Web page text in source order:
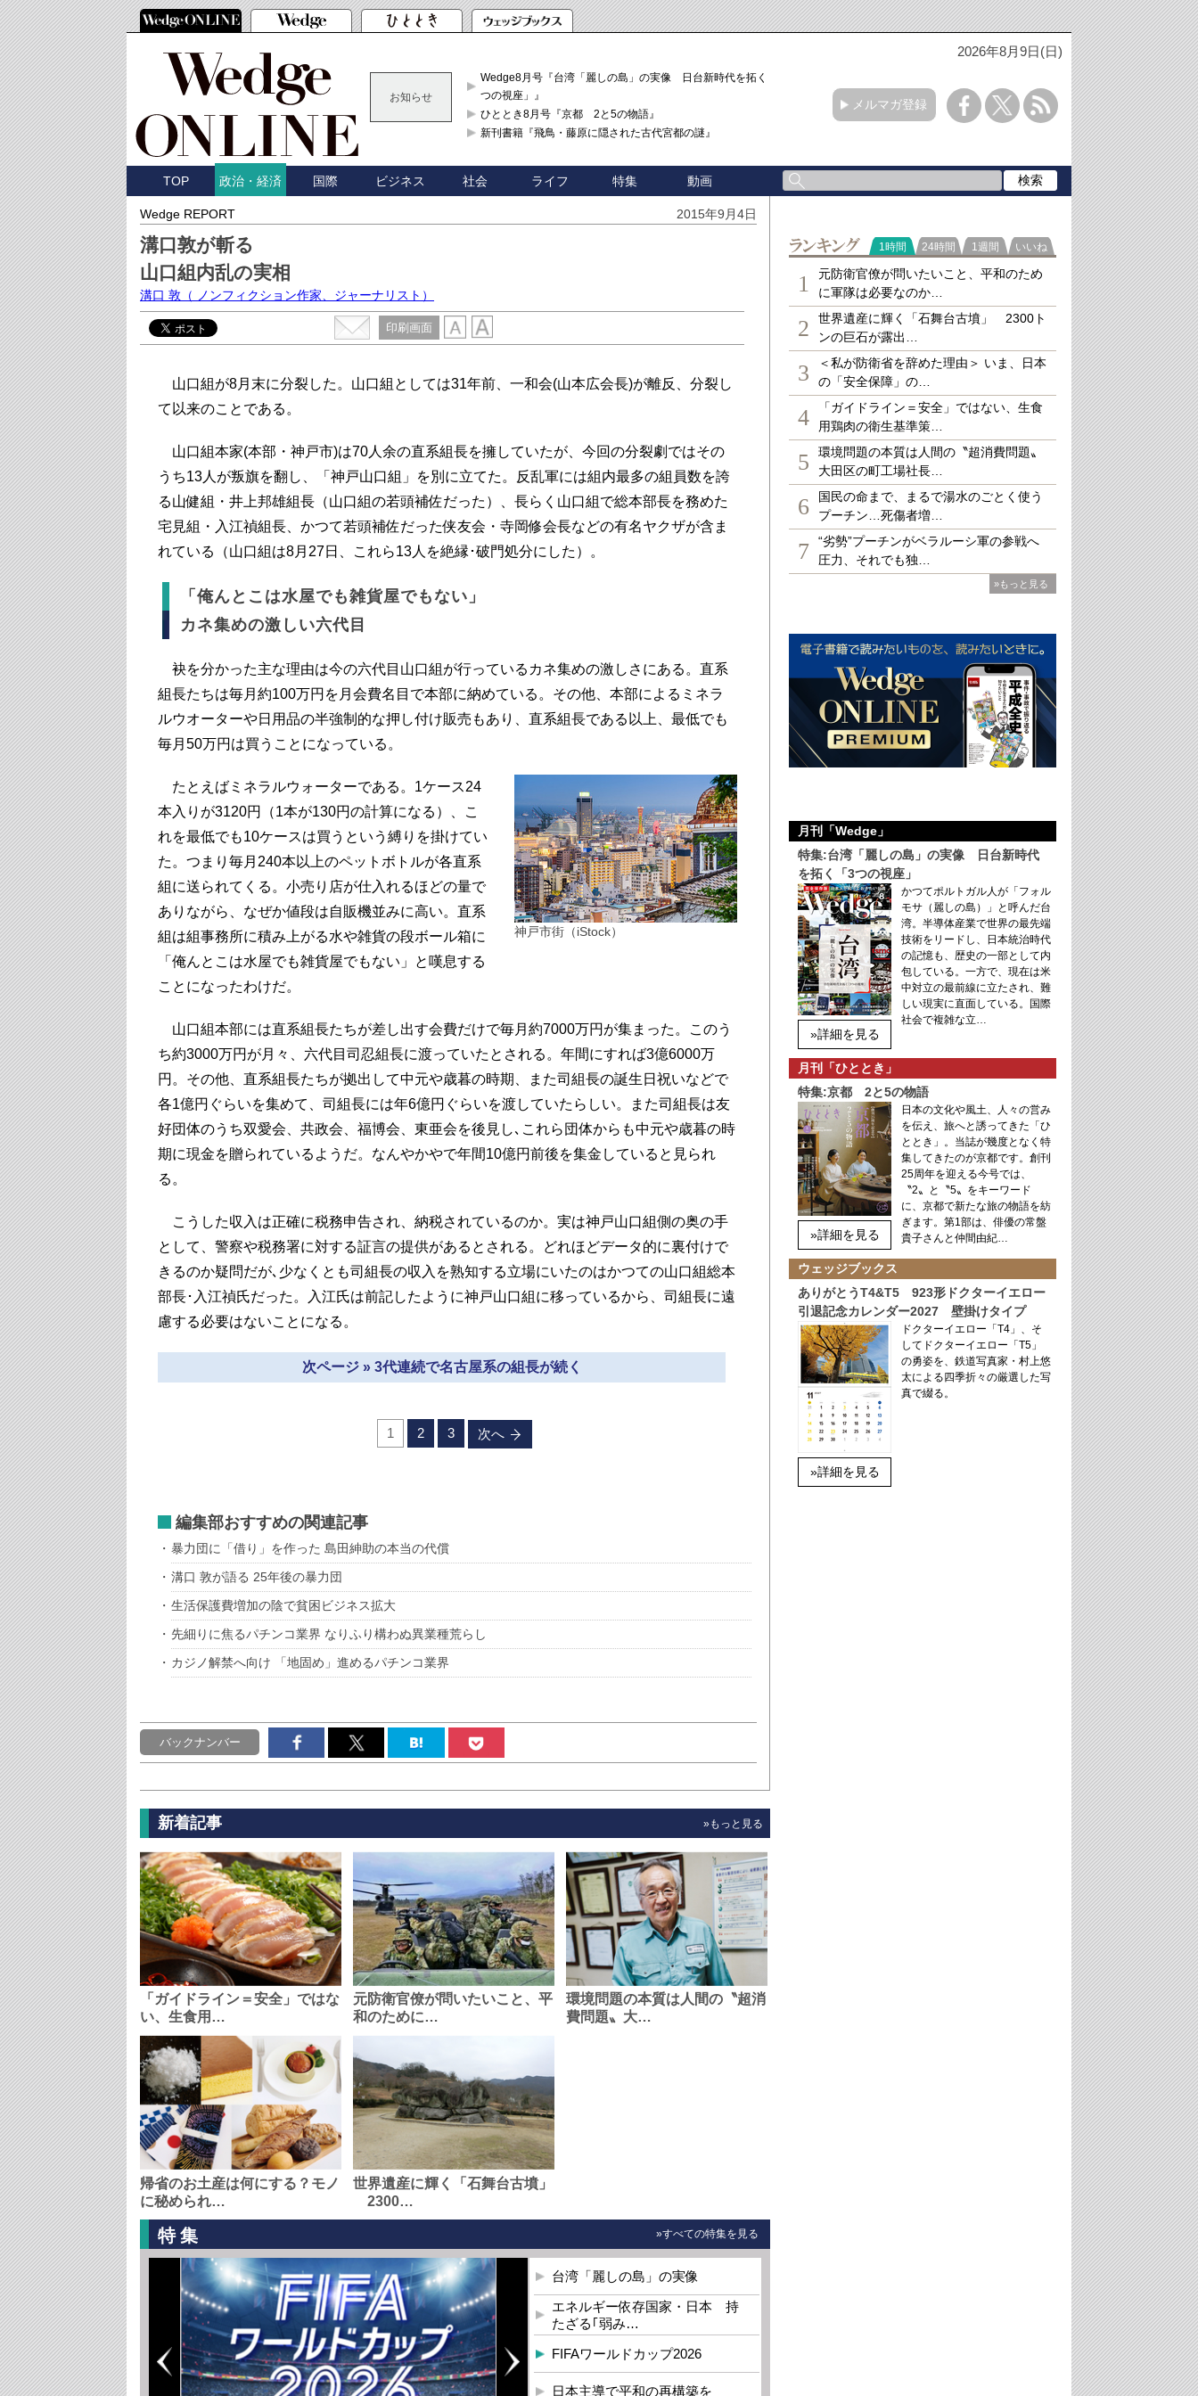
2026年8月9日(日)
お知らせ
Wedge8月号『台湾「麗しの島」の実像 日台新時代を拓く「3
つの視座」』
ひととき8月号『京都 2と5の物語』
新刊書籍『飛鳥・藤原に隠された古代宮都の謎』
メルマガ登録
TOP 政治・経済 国際 ビジネス 社会 ライフ 特集 動画
Wedge REPORT 2015年9月4日
溝口敦が斬る
山口組内乱の実相
溝口 敦 （ ノンフィクション作家、ジャーナリスト）
印刷画面
山口組が8月末に分裂した。山口組としては31年前、一和会(山本広会長)が離反、分裂し
て以来のことである。
山口組本家(本部・神戸市)は70人余の直系組長を擁していたが、今回の分裂劇ではその
うち13人が叛旗を翻し、「神戸山口組」を別に立てた。反乱軍には組内最多の組員数を誇
る山健組・井上邦雄組長（山口組の若頭補佐だった）、長らく山口組で総本部長を務めた
宅見組・入江禎組長、かつて若頭補佐だった侠友会・寺岡修会長などの有名ヤクザが含ま
れている（山口組は8月27日、これら13人を絶縁･破門処分にした）。
「俺んとこは水屋でも雑貨屋でもない」
カネ集めの激しい六代目
袂を分かった主な理由は今の六代目山口組が行っているカネ集めの激しさにある。直系
組長たちは毎月約100万円を月会費名目で本部に納めている。その他、本部によるミネラ
ルウオーターや日用品の半強制的な押し付け販売もあり、直系組長である以上、最低でも
毎月50万円は買うことになっている。
神戸市街（iStock）
たとえばミネラルウォーターである。1ケース24
本入りが3120円（1本が130円の計算になる）、こ
れを最低でも10ケースは買うという縛りを掛けてい
た。つまり毎月240本以上のペットボトルが各直系
組に送られてくる。小売り店が仕入れるほどの量で
ありながら、なぜか値段は自販機並みに高い。直系
組は組事務所に積み上がる水や雑貨の段ボール箱に
「俺んとこは水屋でも雑貨屋でもない」と嘆息する
ことになったわけだ。
山口組本部には直系組長たちが差し出す会費だけで毎月約7000万円が集まった。このう
ち約3000万円が月々、六代目司忍組長に渡っていたとされる。年間にすれば3億6000万
円。その他、直系組長たちが拠出して中元や歳暮の時期、また司組長の誕生日祝いなどで
各1億円ぐらいを集めて、司組長には年6億円ぐらいを渡していたらしい。また司組長は友
好団体のうち双愛会、共政会、福博会、東亜会を後見し､これら団体からも中元や歳暮の時
期に現金を贈られているようだ。なんやかやで年間10億円前後を集金していると見られ
る。
こうした収入は正確に税務申告され、納税されているのか。実は神戸山口組側の奥の手
として、警察や税務署に対する証言の提供があるとされる。どれほどデータ的に裏付けで
きるのか疑問だが､少なくとも司組長の収入を熟知する立場にいたのはかつての山口組総本
部長･入江禎氏だった。入江氏は前記したように神戸山口組に移っているから、司組長に遠
慮する必要はないことになる。
次ページ » 3代連続で名古屋系の組長が続く
1 2 3 次へ
編集部おすすめの関連記事
暴力団に「借り」を作った 島田紳助の本当の代償
溝口 敦が語る 25年後の暴力団
生活保護費増加の陰で貧困ビジネス拡大
先細りに焦るパチンコ業界 なりふり構わぬ異業種荒らし
カジノ解禁へ向け 「地固め」進めるパチンコ業界
バックナンバー
新着記事 »もっと見る
「ガイドライン＝安全」ではな
い、生食用…
元防衛官僚が問いたいこと、平
和のために…
環境問題の本質は人間の〝超消
費問題〟大…
帰省のお土産は何にする？モノ
に秘められ…
世界遺産に輝く「石舞台古墳」
2300…
特集 »すべての特集を見る
台湾「麗しの島」の実像
エネルギー依存国家・日本 持
たざる｢弱み…
FIFAワールドカップ2026
日本主導で平和の再構築を
ランキング
1時間 24時間 1週間 いいね
1
元防衛官僚が問いたいこと、平和のため
に軍隊は必要なのか…
2
世界遺産に輝く「石舞台古墳」 2300ト
ンの巨石が露出…
3
＜私が防衛省を辞めた理由＞ いま、日本
の「安全保障」の…
4
「ガイドライン＝安全」ではない、生食
用鶏肉の衛生基準策…
5
環境問題の本質は人間の〝超消費問題〟
大田区の町工場社長…
6
国民の命まで、まるで湯水のごとく使う
プーチン…死傷者増…
7
“劣勢”プーチンがベラルーシ軍の参戦へ
圧力、それでも独…
»もっと見る
月刊「Wedge」
特集:台湾「麗しの島」の実像 日台新時代
を拓く「3つの視座」
»詳細を見る
かつてポルトガル人が「フォル
モサ（麗しの島）」と呼んだ台
湾。半導体産業で世界の最先端
技術をリードし、日本統治時代
の記憶も、歴史の一部として内
包している。一方で、現在は米
中対立の最前線に立たされ、難
しい現実に直面している。国際
社会で複雑な立…
月刊「ひととき」
特集:京都 2と5の物語
»詳細を見る
日本の文化や風土、人々の営み
を伝え、旅へと誘ってきた「ひ
ととき」。当誌が幾度となく特
集してきたのが京都です。創刊
25周年を迎える今号では、
〝2〟と〝5〟をキーワード
に、京都で新たな旅の物語を紡
ぎます。第1部は、俳優の常盤
貴子さんと仲間由紀…
ウェッジブックス
ありがとうT4&T5 923形ドクターイエロー
引退記念カレンダー2027 壁掛けタイプ
»詳細を見る
ドクターイエロー「T4」、そ
してドクターイエロー「T5」
の勇姿を、鉄道写真家・村上悠
太による四季折々の厳選した写
真で綴る。